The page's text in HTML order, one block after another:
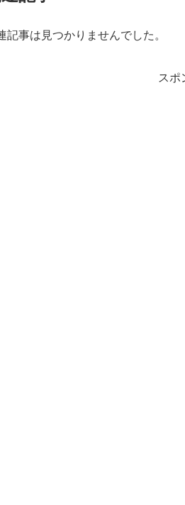
記事は見つかりませんでした。
スポ